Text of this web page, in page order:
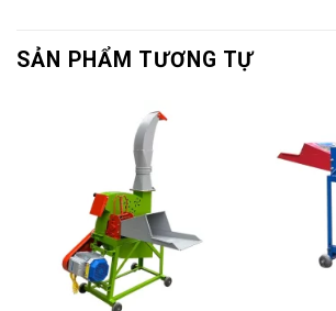
SẢN PHẨM TƯƠNG TỰ